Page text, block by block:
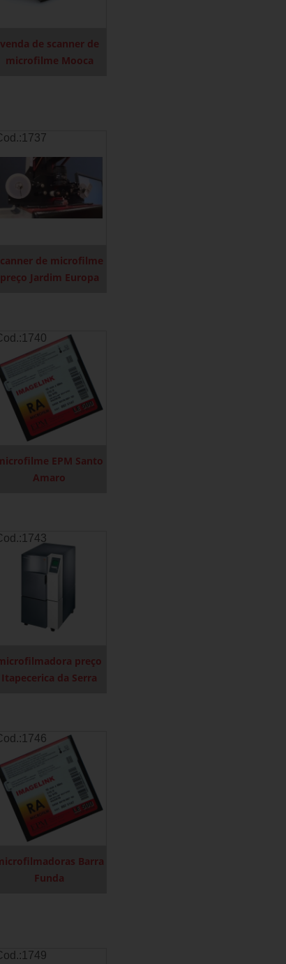
venda de scanner de
microfilme Mooca
1737
de microfilme
preço Jardim Europa
1740
EPM Santo
Amaro
1743
preço
Itapecerica da Serra
1746
Barra
Funda
1749